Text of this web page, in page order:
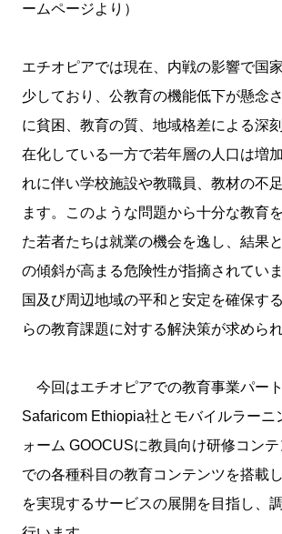
ームページより）
エチオピアでは現在、内戦の影響で国
少しており、公教育の機能低下が懸念
に貧困、教育の質、地域格差による深
在化している一方で若年層の人口は増
れに伴い学校施設や教職員、教材の不
ます。このような問題から十分な教育
た若者たちは就業の機会を逸し、結果
の傾斜が高まる危険性が指摘されてい
国及び周辺地域の平和と安定を確保す
らの教育課題に対する解決策が求めら
今回はエチオピアでの教育事業パー
Safaricom Ethiopia社とモバイルラーニ
ォーム GOOCUSに教員向け研修コン
での各種科目の教育コンテンツを搭載
を実現するサービスの展開を目指し、